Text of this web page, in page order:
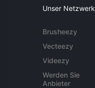
Unser Netzwerk
Brusheezy
Vecteezy
Videezy
Werden Sie
Anbieter